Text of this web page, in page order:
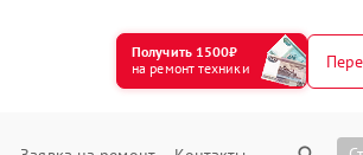
Получить 1500₽
на ремонт техники